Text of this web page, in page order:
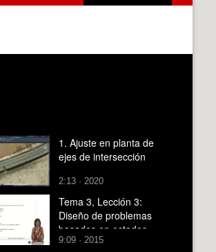
1. Ajuste en planta de
ejes de intersección
2:13 · 2020
Tema 3, Lección 3:
Diseño de problemas
basados en estados
mediante SBR
9:09 · 2015